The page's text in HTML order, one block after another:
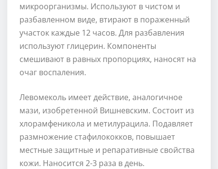
микроорганизмы. Используют в чистом и
разбавленном виде, втирают в пораженный
участок каждые 12 часов. Для разбавления
используют глицерин. Компоненты
смешивают в равных пропорциях, наносят на
очаг воспаления.
Левомеколь имеет действие, аналогичное
мази, изобретенной Вишневским. Состоит из
хлорамфеникола и метилурацила. Подавляет
размножение стафилококков, повышает
местные защитные и репаративные свойства
кожи. Наносится 2-3 раза в день.